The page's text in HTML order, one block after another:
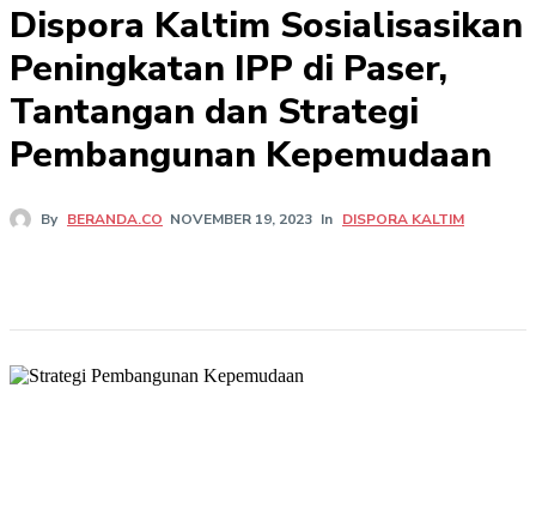
Dispora Kaltim Sosialisasikan
Peningkatan IPP di Paser,
Tantangan dan Strategi
Pembangunan Kepemudaan
By BERANDA.CO NOVEMBER 19, 2023 In DISPORA KALTIM